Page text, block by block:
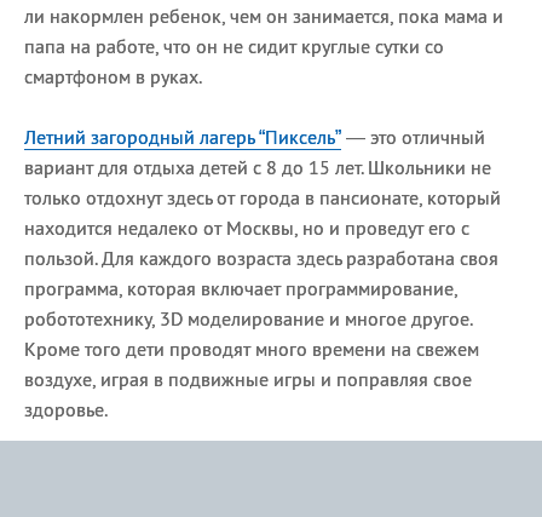
ли накормлен ребенок, чем он занимается, пока мама и
папа на работе, что он не сидит круглые сутки cо
смартфоном в руках.
Летний загородный лагерь “Пиксель” — это отличный
вариант для отдыха детей с 8 до 15 лет. Школьники не
только отдохнут здесь от города в пансионате, который
находится недалеко от Москвы, но и проведут его с
пользой. Для каждого возраста здесь разработана своя
программа, которая включает программирование,
робототехнику, 3D моделирование и многое другое.
Кроме того дети проводят много времени на свежем
воздухе, играя в подвижные игры и поправляя свое
здоровье.